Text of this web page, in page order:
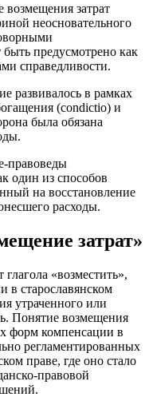
возмещения затрат
неосновательного
предусмотрено как
справедливости.
развивалось в рамках
(condictio) и
была обязана
один из способов
на восстановление
расходы.
затрат»
«возместить»,
в старославянском
утраченного или
Понятие возмещения
форм компенсации в
регламентированных
праве, где оно стало